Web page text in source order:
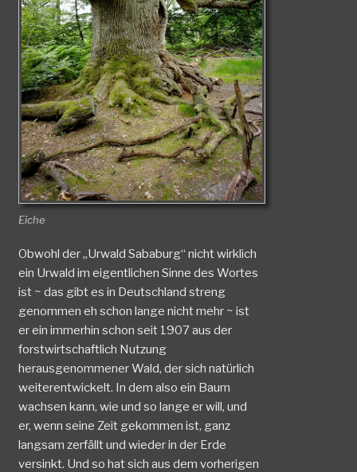
Eiche
Obwohl der „Urwald Sababurg“ nicht wirklich
ein Urwald im eigentlichen Sinne des Wortes
ist ~ das gibt es in Deutschland streng
genommen eh schon lange nicht mehr ~ ist
er ein immerhin schon seit 1907 aus der
forstwirtschaftlich Nutzung
herausgenommener Wald, der sich natürlich
weiterentwickelt. In dem also ein Baum
wachsen kann, wie und so lange er will, und
er, wenn seine Zeit gekommen ist, ganz
langsam zerfällt und wieder in der Erde
versinkt. Und so hat sich aus dem vorherigen